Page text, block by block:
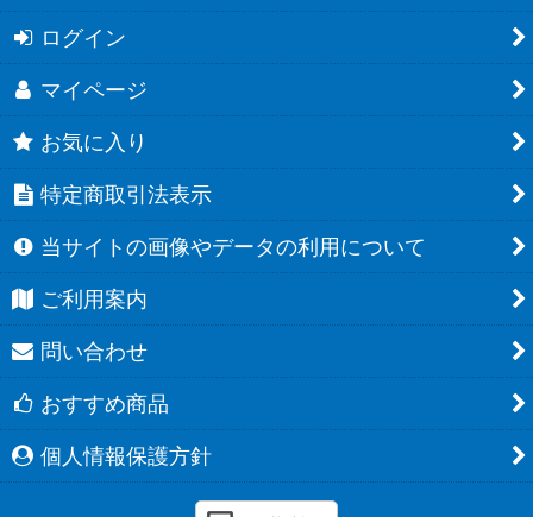
ログイン
マイページ
お気に入り
特定商取引法表示
当サイトの画像やデータの利用について
ご利用案内
問い合わせ
おすすめ商品
個人情報保護方針